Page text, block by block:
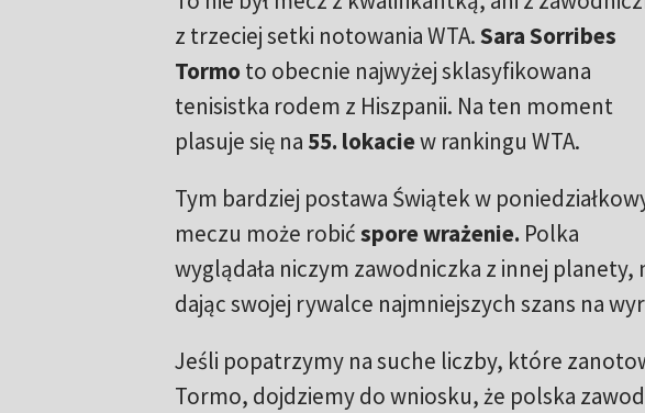
z trzeciej setki notowania WTA.Sara Sorribes
Tormo to obecnie najwyżej sklasyfikowana
tenisistka rodem z Hiszpanii. Na ten moment
plasuje się na 55. lokaciew rankingu WTA.
Tym bardziej postawa Świątek w
meczu może robićspore wrażenie. Polka
wyglądała niczym zawodniczka z innej planety,
dając swojej rywalce najmniejszych szans na
Jeśli popatrzymy na suche liczby, które
Tormo, dojdziemy do wniosku, że polska